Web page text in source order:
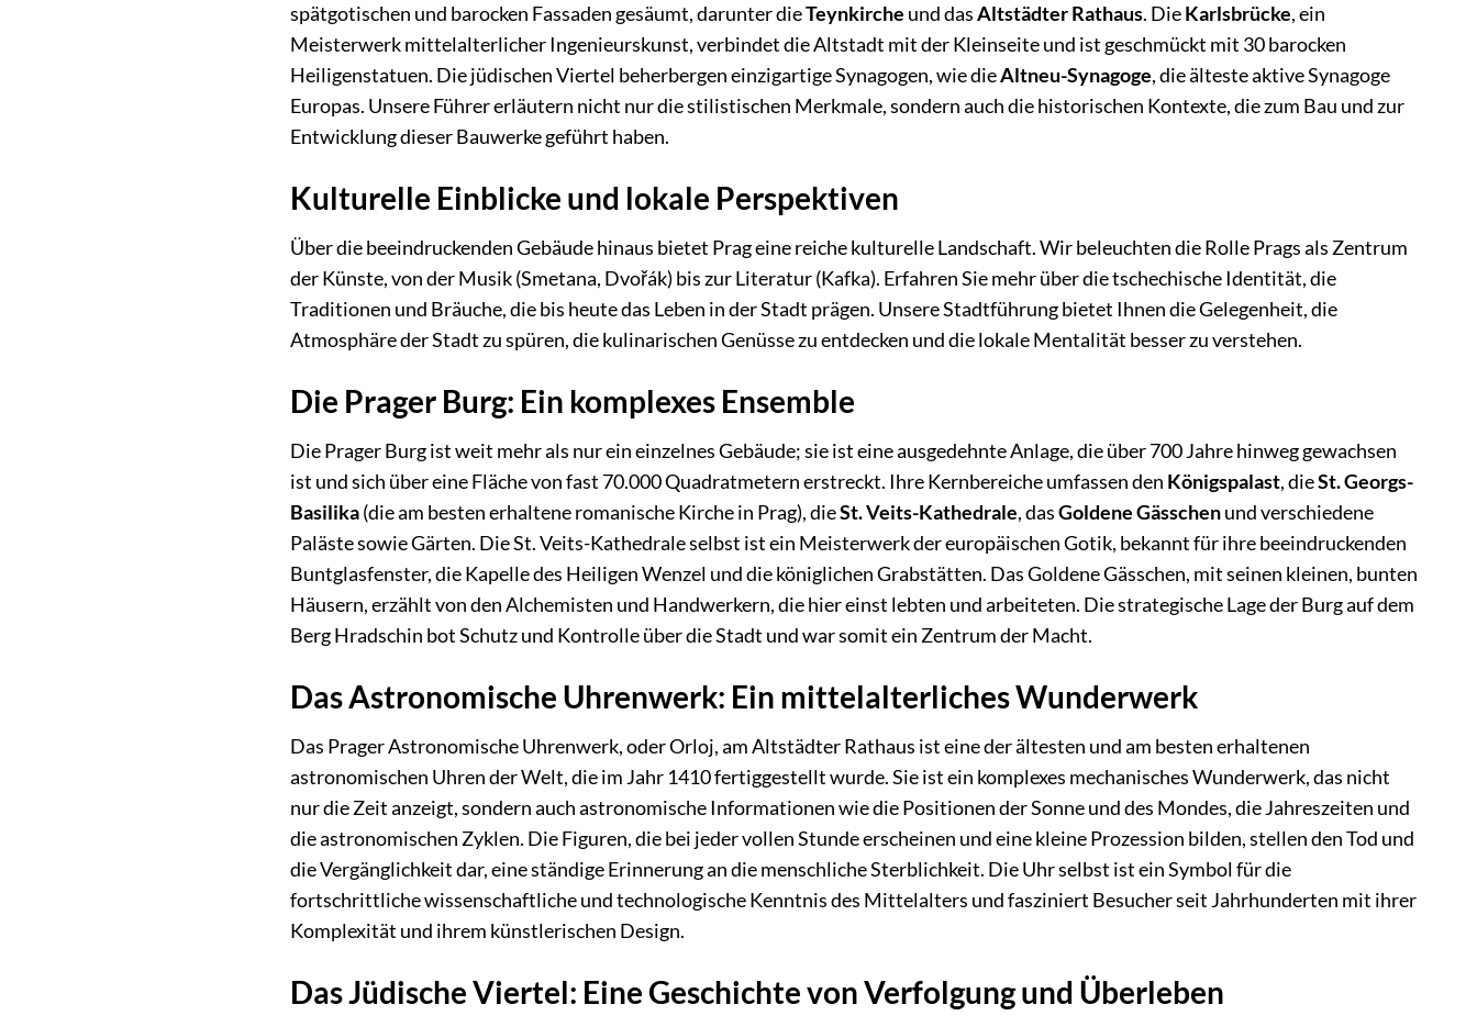
spätgotischen und barocken Fassaden gesäumt, darunter dieTeynkirche und dasAltstädter Rathaus. DieKarlsbrücke, ein
Meisterwerk mittelalterlicher Ingenieurskunst, verbindet die Altstadt mit der Kleinseite und ist geschmückt mit 30 barocken
Heiligenstatuen. Die jüdischen Viertel beherbergen einzigartige Synagogen, wie dieAltneu-Synagoge, die älteste aktive Synagoge
Europas. Unsere Führer erläutern nicht nur die stilistischen Merkmale, sondern auch die historischen Kontexte, die zum Bau und zur
Entwicklung dieser Bauwerke geführt haben.
Kulturelle Einblicke und lokale Perspektiven
Über die beeindruckenden Gebäude hinaus bietet Prag eine reiche kulturelle Landschaft. Wir beleuchten die Rolle Prags als Zentrum
der Künste, von der Musik (Smetana, Dvořák) bis zur Literatur (Kafka). Erfahren Sie mehr über die tschechische Identität, die
Traditionen und Bräuche, die bis heute das Leben in der Stadt prägen. Unsere Stadtführung bietet Ihnen die Gelegenheit, die
Atmosphäre der Stadt zu spüren, die kulinarischen Genüsse zu entdecken und die lokale Mentalität besser zu verstehen.
Die Prager Burg: Ein komplexes Ensemble
Die Prager Burg ist weit mehr als nur ein einzelnes Gebäude; sie ist eine ausgedehnte Anlage, die über 700 Jahre hinweg gewachsen
ist und sich über eine Fläche von fast 70.000 Quadratmetern erstreckt. Ihre Kernbereiche umfassen den Königspalast, dieSt. Georgs-
Basilika(die am besten erhaltene romanische Kirche in Prag), dieSt. Veits-Kathedrale, dasGoldene Gässchenund verschiedene
Paläste sowie Gärten. Die St. Veits-Kathedrale selbst ist ein Meisterwerk der europäischen Gotik, bekannt für ihre beeindruckenden
Buntglasfenster, die Kapelle des Heiligen Wenzel und die königlichen Grabstätten. Das Goldene Gässchen, mit seinen kleinen, bunten
Häusern, erzählt von den Alchemisten und Handwerkern, die hier einst lebten und arbeiteten. Die strategische Lage der Burg auf dem
Berg Hradschin bot Schutz und Kontrolle über die Stadt und war somit ein Zentrum der Macht.
Das Astronomische Uhrenwerk: Ein mittelalterliches Wunderwerk
Das Prager Astronomische Uhrenwerk, oder Orloj, am Altstädter Rathaus ist eine der ältesten und am besten erhaltenen
astronomischen Uhren der Welt, die im Jahr 1410 fertiggestellt wurde. Sie ist ein komplexes mechanisches Wunderwerk, das nicht
nur die Zeit anzeigt, sondern auch astronomische Informationen wie die Positionen der Sonne und des Mondes, die Jahreszeiten und
die astronomischen Zyklen. Die Figuren, die bei jeder vollen Stunde erscheinen und eine kleine Prozession bilden, stellen den Tod und
die Vergänglichkeit dar, eine ständige Erinnerung an die menschliche Sterblichkeit. Die Uhr selbst ist ein Symbol für die
fortschrittliche wissenschaftliche und technologische Kenntnis des Mittelalters und fasziniert Besucher seit Jahrhunderten mit ihrer
Komplexität und ihrem künstlerischen Design.
Das Jüdische Viertel: Eine Geschichte von Verfolgung und Überleben